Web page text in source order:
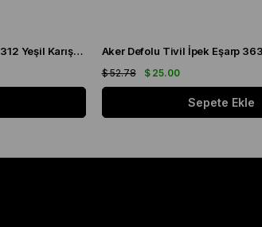
Aker Defolu Tivil İpek Eşarp 36312 Yeşil Karışık Desen
$ 25.00
$ 52.78
Sepete Ekle